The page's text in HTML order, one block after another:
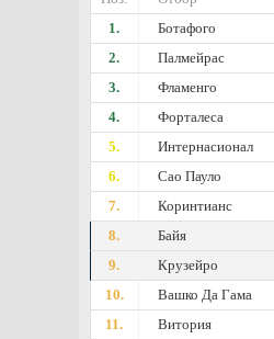
1.
Ботафого
2.
Палмейрас
3.
Фламенго
4.
Форталеса
5.
Интернасионал
6.
Сао Пауло
7.
Коринтианс
8.
Байя
9.
Крузейро
10.
Вашко Да Гама
11.
Витория